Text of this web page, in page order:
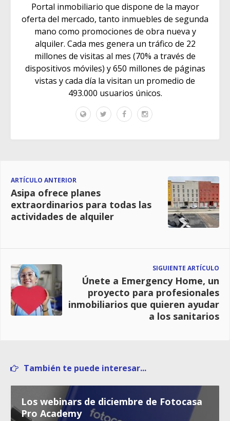
Portal inmobiliario que dispone de la mayor
oferta del mercado, tanto inmuebles de segunda
mano como promociones de obra nueva y
alquiler. Cada mes genera un tráfico de 22
millones de visitas al mes (70% a través de
dispositivos móviles) y 650 millones de páginas
vistas y cada día la visitan un promedio de
493.000 usuarios únicos.
ARTÍCULO ANTERIOR
Asipa ofrece planes
extraordinarios para todas las
actividades de alquiler
SIGUIENTE ARTÍCULO
Únete a Emergency Home, un
proyecto para profesionales
inmobiliarios que quieren ayudar
a los sanitarios
También te puede interesar...
Los webinars de diciembre de Fotocasa
Pro Academy